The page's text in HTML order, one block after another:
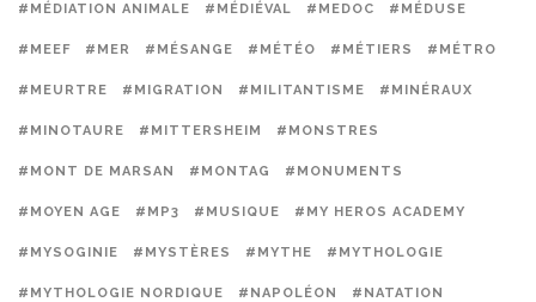
#MÉDIATION ANIMALE #MÉDIÉVAL #MEDOC #MÉDUSE
#MEEF #MER #MÉSANGE #MÉTÉO #MÉTIERS #MÉTRO
#MEURTRE #MIGRATION #MILITANTISME #MINÉRAUX
#MINOTAURE #MITTERSHEIM #MONSTRES
#MONT DE MARSAN #MONTAG #MONUMENTS
#MOYEN AGE #MP3 #MUSIQUE #MY HEROS ACADEMY
#MYSOGINIE #MYSTÈRES #MYTHE #MYTHOLOGIE
#MYTHOLOGIE NORDIQUE #NAPOLÉON #NATATION